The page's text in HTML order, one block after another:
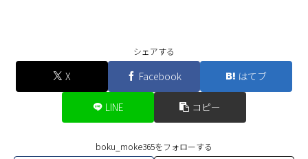
シェアする
X Facebook はてブ
LINE コピー
boku_moke365をフォローする